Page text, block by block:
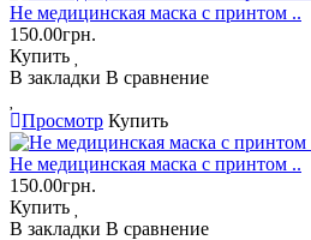
Не медицинская маска с принтом ..
150.00грн.
Купить
В закладки В сравнение
Просмотр Купить
Не медицинская маска с принтом ..
150.00грн.
Купить
В закладки В сравнение